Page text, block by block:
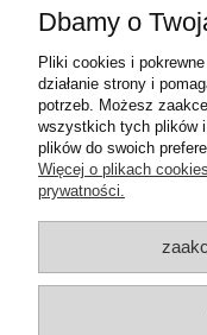
ortopedycznych i
funkcji ochronnej buta.
SYSTEM
zamknięć bez
utrzymuje sie przez
Dbamy o
Pliki cookies i
działanie strony i
potrzeb. Możesz
wszystkich tych plików
plików do swoich
Więcej o plikach
prywatności.